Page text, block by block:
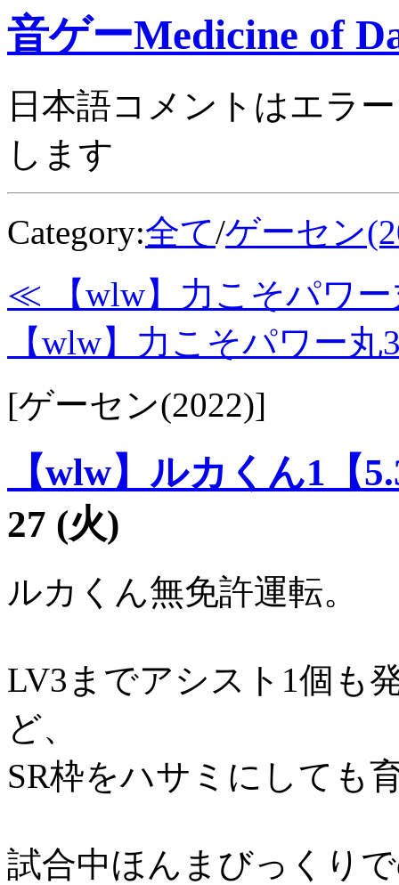
音ゲーMedicine of
日本語コメントはエラ
します
Category:全て/ゲーセン
≪ 【wlw】力こそパワー
【wlw】力こそパワー
[ゲーセン(2022)]
【wlw】ルカくん1【
27 (火)
ルカくん無免許運転。
LV3までアシスト1個も
ど、
SR枠をハサミにしても
試合中ほんまびっくり